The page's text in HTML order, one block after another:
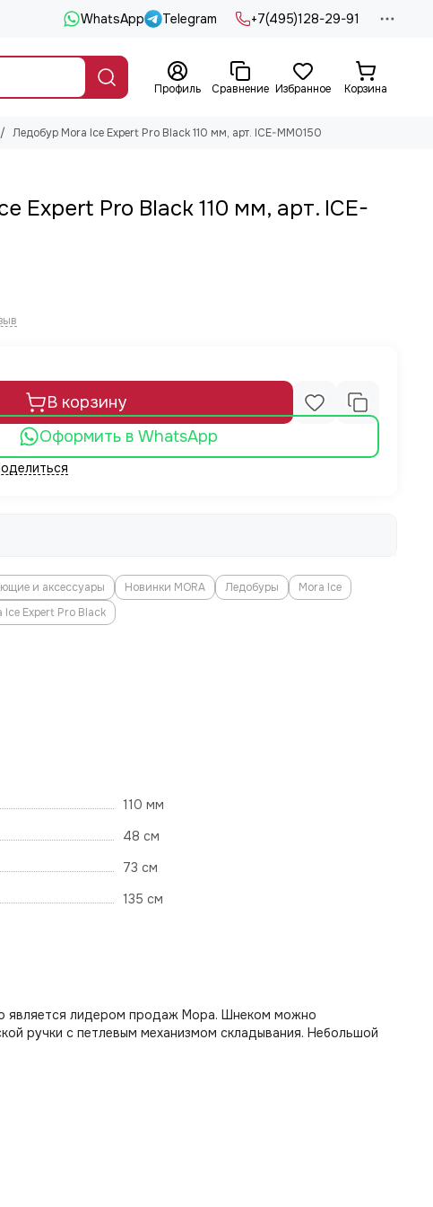
WhatsApp Telegram +7(495)128-29-91
Профиль Сравнение Избранное Корзина
Ледобур Mora Ice Expert Pro Black 110 мм, арт. ICE-MM0150
Expert Pro Black 110 мм, арт. ICE-
В корзину
Оформить в WhatsApp
и аксессуары Новинки MORA Ледобуры
Mora Ice
Ice Expert Pro Black
110 мм
48 см
73 см
135 см
является лидером продаж Мора. Шнеком можно
ручки с петлевым механизмом складывания. Небольшой